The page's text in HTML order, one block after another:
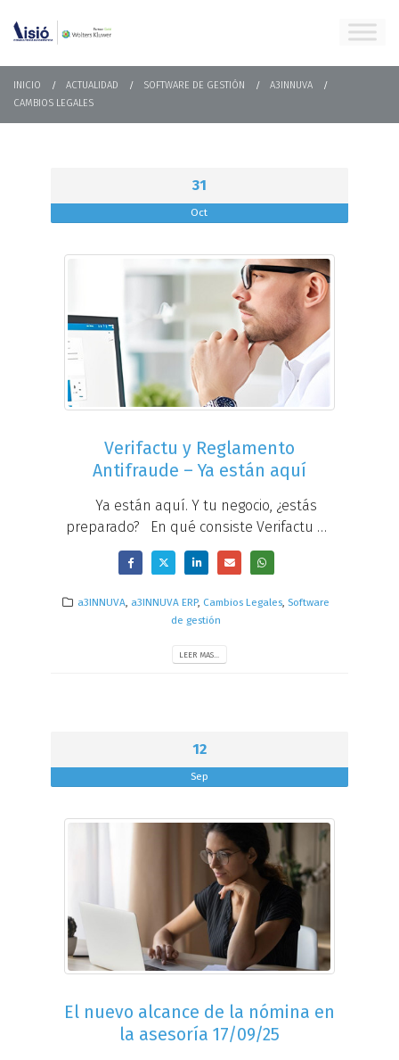
INICIO ACTUALIDAD SOFTWARE DE GESTIÓN
A3INNUVA
CAMBIOS LEGALES
31
Oct
Verifactu y Reglamento
Antifraude – Ya están aquí
Ya están aquí. Y tu negocio, ¿estás
preparado? En qué consiste Verifactu es
un sistema para asegurar el envío
automático de información a la Agencia
quién afecta A empresas y autónomos
a3INNUVA, a3INNUVA ERP,Cambios Legales, Software
de gestión
LEER MAS...
12
Sep
El nuevo alcance de la nómina en
la asesoría 17/09/25